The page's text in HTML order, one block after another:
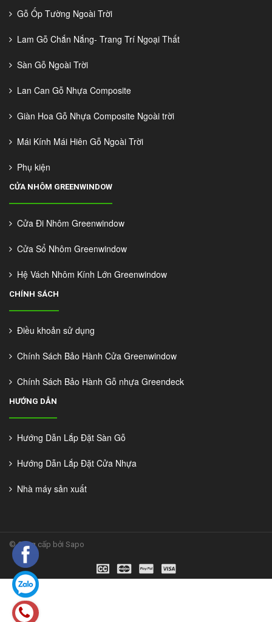
Gỗ Ốp Tường Ngoài Trời
Lam Gỗ Chắn Nắng- Trang Trí Ngoại Thất
Sàn Gỗ Ngoài Trời
Lan Can Gỗ Nhựa Composite
Giàn Hoa Gỗ Nhựa Composite Ngoài trời
Mái Kính Mái Hiên Gỗ Ngoài Trời
Phụ kiện
CỬA NHÔM GREENWINDOW
Cửa Đi Nhôm Greenwindow
Cửa Sổ Nhôm Greenwindow
Hệ Vách Nhôm Kính Lớn Greenwindow
CHÍNH SÁCH
Điều khoản sử dụng
Chính Sách Bảo Hành Cửa Greenwindow
Chính Sách Bảo Hành Gỗ nhựa Greendeck
HƯỚNG DẪN
Hướng Dẫn Lắp Đặt Sàn Gỗ
Hướng Dẫn Lắp Đặt Cửa Nhựa
Nhà máy sản xuất
©Cung cấp bởi Sapo